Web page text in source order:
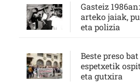
Gasteiz
arteko jaiak,
eta polizia
Beste preso
espetxetik
eta gutxira